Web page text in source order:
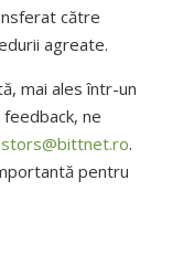
către
agreate.
mai ales într-un
ne
.
pentru